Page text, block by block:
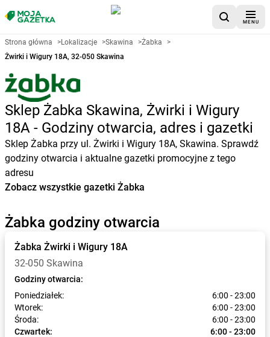
MENU
Strona główna >Lokalizacje >Skawina >Żabka
>
Żwirki i Wigury 18A, 32-050 Skawina
Sklep Żabka Skawina, Żwirki i Wigury
18A - Godziny otwarcia, adres i gazetki
Sklep Żabka przy ul. Żwirki i Wigury 18A, Skawina. Sprawdź
godziny otwarcia i aktualne gazetki promocyjne z tego
adresu
Zobacz wszystkie gazetki Żabka
Żabka godziny otwarcia
Żabka Żwirki i Wigury 18A
32-050 Skawina
Godziny otwarcia:
Poniedziałek:
6:00 - 23:00
Wtorek:
6:00 - 23:00
Środa:
6:00 - 23:00
Czwartek:
6:00 - 23:00